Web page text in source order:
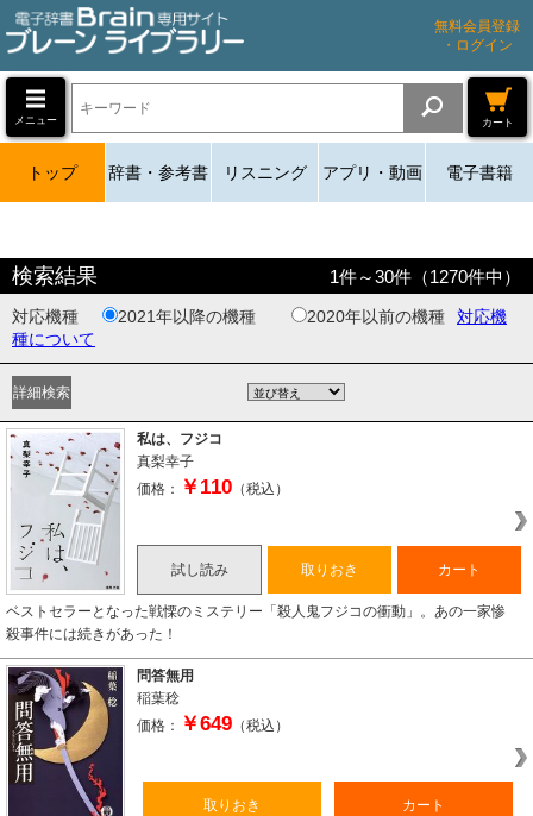
無料会員登録
・ログイン
メニュー カート
トップ 辞書・参考書 リスニング アプリ・動画 電子書籍
検索結果 1件～30件（1270件中）
対応機種 2021年以降の機種 2020年以前の機種
対応機
種について
私は、フジコ
真梨幸子
価格：
￥110 （税込）
試し読み 取りおき カート
ベストセラーとなった戦慄のミステリー「殺人鬼フジコの衝動」。あの一家惨
殺事件には続きがあった！
問答無用
稲葉稔
価格：
￥649 （税込）
取りおき カート